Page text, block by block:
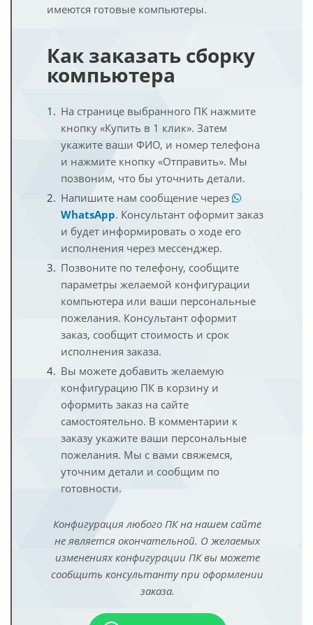
имеются готовые компьютеры.
Как заказать сборку
компьютера
На странице выбранного ПК нажмите
кнопку «Купить в 1 клик». Затем
укажите ваши ФИО, и номер телефона
и нажмите кнопку «Отправить». Мы
позвоним, что бы уточнить детали.
Напишите нам сообщение через
WhatsApp. Консультант оформит заказ
и будет информировать о ходе его
исполнения через мессенджер.
Позвоните по телефону, сообщите
параметры желаемой конфигурации
компьютера или ваши персональные
пожелания. Консультант оформит
заказ, сообщит стоимость и срок
исполнения заказа.
Вы можете добавить желаемую
конфигурацию ПК в корзину и
оформить заказ на сайте
самостоятельно. В комментарии к
заказу укажите ваши персональные
пожелания. Мы с вами свяжемся,
уточним детали и сообщим по
готовности.
Конфигурация любого ПК на нашем сайте
не является окончательной. О желаемых
изменениях конфигурации ПК вы можете
сообщить консультанту при оформлении
заказа.